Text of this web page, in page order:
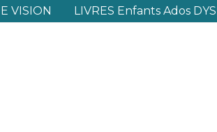
VISION LIVRES Enfants Ados